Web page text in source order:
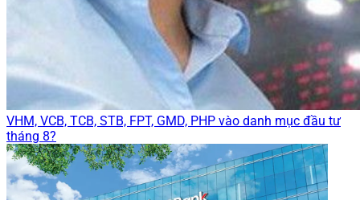
VHM, VCB, TCB, STB, FPT, GMD, PHP vào danh mục đầu tư
tháng 8?